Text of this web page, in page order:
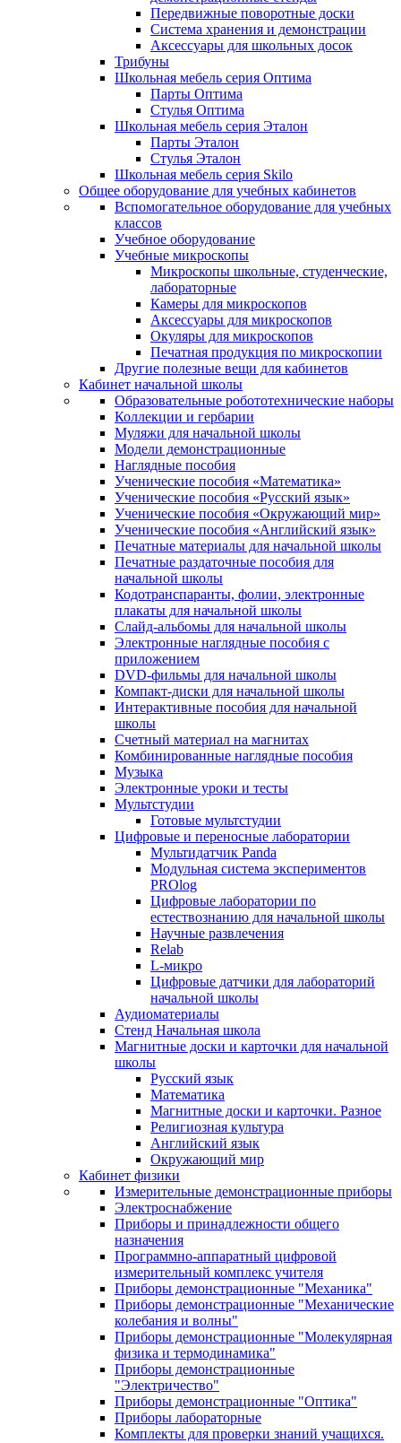
Передвижные поворотные доски
Система хранения и демонстрации
Аксессуары для школьных досок
Трибуны
Школьная мебель серия Оптима
Парты Оптима
Стулья Оптима
Школьная мебель серия Эталон
Парты Эталон
Стулья Эталон
Школьная мебель серия Skilo
Общее оборудование для учебных кабинетов
Вспомогательное оборудование для учебных
классов
Учебное оборудование
Учебные микроскопы
Микроскопы школьные, студенческие,
лабораторные
Камеры для микроскопов
Аксессуары для микроскопов
Окуляры для микроскопов
Печатная продукция по микроскопии
Другие полезные вещи для кабинетов
Кабинет начальной школы
Образовательные робототехнические наборы
Коллекции и гербарии
Муляжи для начальной школы
Модели демонстрационные
Наглядные пособия
Ученические пособия «Математика»
Ученические пособия «Русский язык»
Ученические пособия «Окружающий мир»
Ученические пособия «Английский язык»
Печатные материалы для начальной школы
Печатные раздаточные пособия для
начальной школы
Кодотранспаранты, фолии, электронные
плакаты для начальной школы
Слайд-альбомы для начальной школы
Электронные наглядные пособия с
приложением
DVD-фильмы для начальной школы
Компакт-диски для начальной школы
Интерактивные пособия для начальной
школы
Счетный материал на магнитах
Комбинированные наглядные пособия
Музыка
Электронные уроки и тесты
Мультстудии
Готовые мультстудии
Цифровые и переносные лаборатории
Мультидатчик Panda
Модульная система экспериментов
PROlog
Цифровые лаборатории по
естествознанию для начальной школы
Научные развлечения
Relab
L-микро
Цифровые датчики для лабораторий
начальной школы
Аудиоматериалы
Стенд Начальная школа
Магнитные доски и карточки для начальной
школы
Русский язык
Математика
Магнитные доски и карточки. Разное
Религиозная культура
Английский язык
Окружающий мир
Кабинет физики
Измерительные демонстрационные приборы
Электроснабжение
Приборы и принадлежности общего
назначения
Программно-аппаратный цифровой
измерительный комплекс учителя
Приборы демонстрационные "Механика"
Приборы демонстрационные "Механические
колебания и волны"
Приборы демонстрационные "Молекулярная
физика и термодинамика"
Приборы демонстрационные
"Электричество"
Приборы демонстрационные "Оптика"
Приборы лабораторные
Комплекты для проверки знаний учащихся.